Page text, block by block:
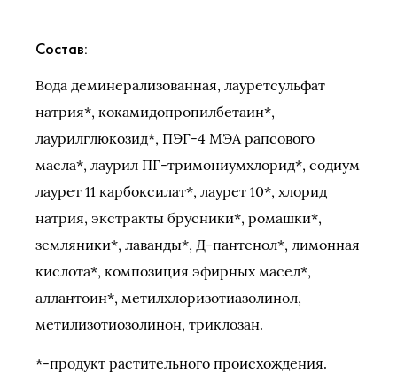
Состав:
Вода деминерализованная, лауретсульфат
натрия*, кокамидопропилбетаин*,
лаурилглюкозид*, ПЭГ-4 МЭА рапсового
масла*, лаурил ПГ-тримониумхлорид*, содиум
лаурет 11 карбоксилат*, лаурет 10*, хлорид
натрия, экстракты брусники*, ромашки*,
земляники*, лаванды*, Д-пантенол*, лимонная
кислота*, композиция эфирных масел*,
аллантоин*, метилхлоризотиазолинол,
метилизотиозолинон, триклозан.
*-продукт растительного происхождения.